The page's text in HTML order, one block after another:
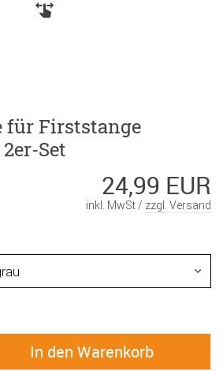
für Firststange
Set
24,99 EUR
inkl. MwSt / zzgl. Versand